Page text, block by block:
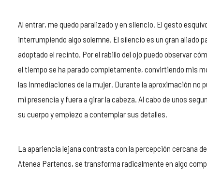
Al entrar, me quedo paralizado y en silencio. El gesto
interrumpiendo algo solemne. El silencio es un gran aliado
adoptado el recinto. Por el rabillo del ojo puedo observar
el tiempo se ha parado completamente, convirtiendo mis
las inmediaciones de la mujer. Durante la aproximación no
mi presencia y fuera a girar la cabeza. Al cabo de unos
su cuerpo y empiezo a contemplar sus detalles.
La apariencia lejana contrasta con la percepción cercana
Atenea Partenos, se transforma radicalmente en algo